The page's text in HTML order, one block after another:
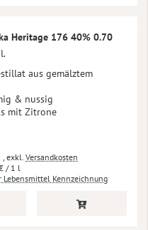
Heritage 176 40% 0.70
aus gemälztem
& nussig
mit Zitrone
exkl. Versandkosten
/ 1 l
Lebensmittel Kennzeichnung